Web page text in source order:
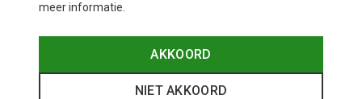
meer informatie.
AKKOORD
NIET AKKOORD